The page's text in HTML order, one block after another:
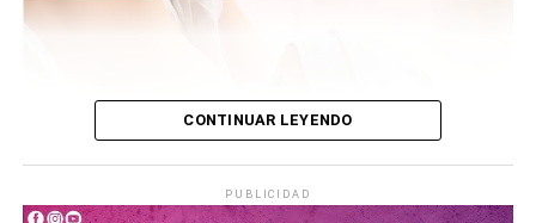
CONTINUAR LEYENDO
PUBLICIDAD